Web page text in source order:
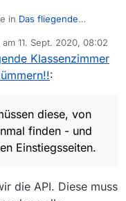
wird. Wenns eine gibt,
die Sendung nicht
danach suchen, es
Film gefunden hast.
in Das fliegende
Link angegeben…
Filmseite führt.
müssen diese,
erst einmal finden
die erwähnten
am 11. Sept. 2020, 08:02
von
Klassenzimmer
:
diese, von
finden - und
Einstiegsseiten.
die API. Diese muss